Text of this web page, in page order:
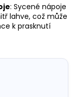
: Sycené nápoje
lahve, což může
k prasknutí